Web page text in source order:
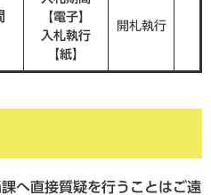
【電子】
入札執行
【紙】
開札執行
へ直接質疑を行うことはご遠